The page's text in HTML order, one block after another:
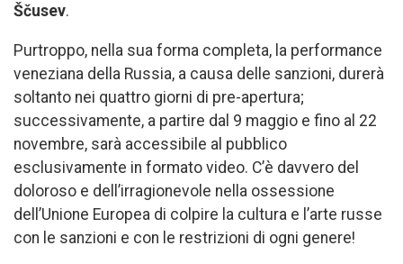
Ščusev.
Purtroppo, nella sua forma completa, la performance
veneziana della Russia, a causa delle sanzioni, durerà
soltanto nei quattro giorni di pre-apertura;
successivamente, a partire dal 9 maggio e fino al 22
novembre, sarà accessibile al pubblico
esclusivamente in formato video. С’è davvero del
doloroso e dell’irragionevole nella ossessione
dell’Unione Europea di colpire la cultura e l’arte russe
con le sanzioni e con le restrizioni di ogni genere!